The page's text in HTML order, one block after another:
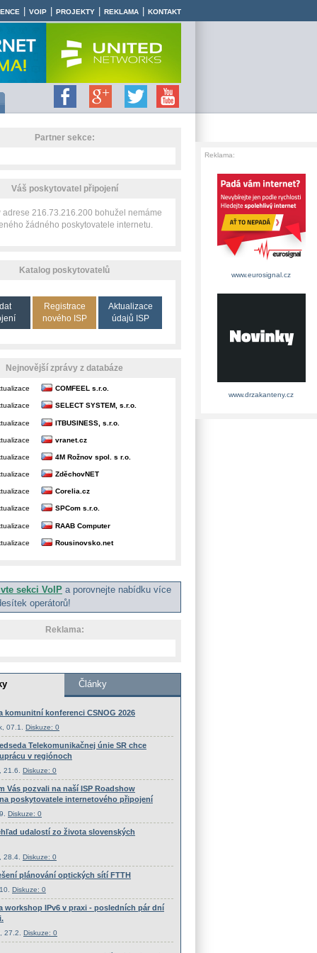
VOIP PROJEKTY REKLAMA KONTAKT
Partner sekce:
Váš poskytovatel připojení
adrese 216.73.216.200 bohužel nemáme
žádného poskytovatele internetu.
Katalog poskytovatelů
Registrace
nového ISP
Aktualizace
údajů ISP
Nejnovější zprávy z databáze
COMFEEL s.r.o.
SELECT SYSTEM, s.r.o.
ITBUSINESS, s.r.o.
vranet.cz
4M Rožnov spol. s r.o.
ZděchovNET
Corelia.cz
SPCom s.r.o.
RAAB Computer
Rousinovsko.net
sekci VoIP a porovnejte nabídku více
operátorů!
Reklama:
Reklama:
www.eurosignal.cz
www.drzakanteny.cz